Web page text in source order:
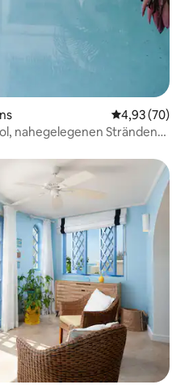
4,93 (70)
nahegelegenen Stränden